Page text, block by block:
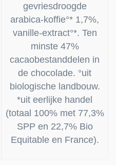
gevriesdroogde
arabica-koffie°* 1,7%,
vanille-extract°*. Ten
minste 47%
cacaobestanddelen in
de chocolade. °uit
biologische landbouw.
*uit eerlijke handel
(totaal 100% met 77,3%
SPP en 22,7% Bio
Equitable en France).